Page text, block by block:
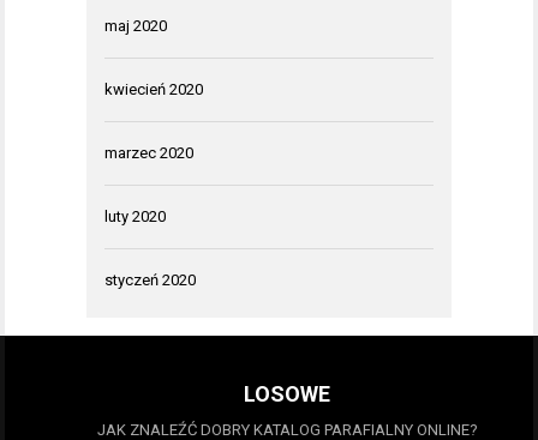
maj 2020
kwiecień 2020
marzec 2020
luty 2020
styczeń 2020
LOSOWE
JAK ZNALEŹĆ DOBRY KATALOG PARAFIALNY ONLINE?